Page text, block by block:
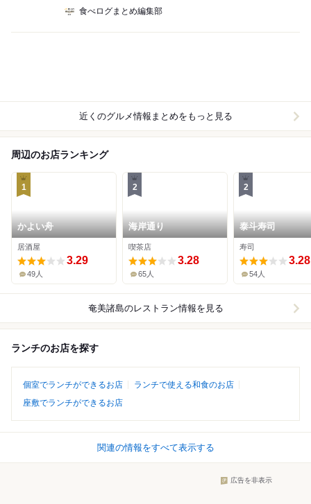
食べログまとめ編集部
近くのグルメ情報まとめをもっと見る
周辺のお店ランキング
1
かよい舟
居酒屋
3.29
49人
2
海岸通り
喫茶店
3.28
65人
2
泰斗寿司
寿司
3.28
54人
奄美諸島のレストラン情報を見る
ランチのお店を探す
個室でランチができるお店
ランチで使える和食のお店
座敷でランチができるお店
関連の情報をすべて表示する
広告を非表示